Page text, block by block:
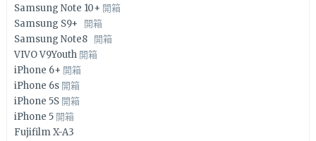
Samsung Note 10+ 開箱
Samsung S9+ 開箱
Samsung Note8 開箱
VIVO V9Youth 開箱
iPhone 6+ 開箱
iPhone 6s 開箱
iPhone 5S 開箱
iPhone 5 開箱
Fujifilm X-A3